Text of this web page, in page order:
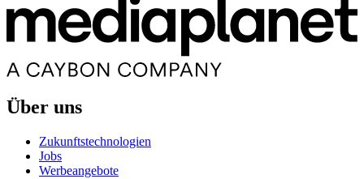
Über uns
Zukunftstechnologien
Jobs
Werbeangebote